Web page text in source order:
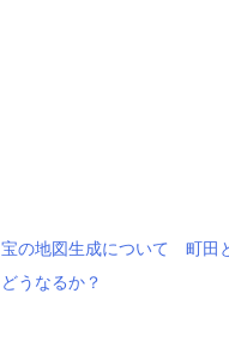
宝の地図生成について 町田
どうなるか？